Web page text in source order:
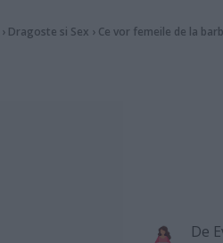
› Dragoste si Sex › Ce vor femeile de la
De